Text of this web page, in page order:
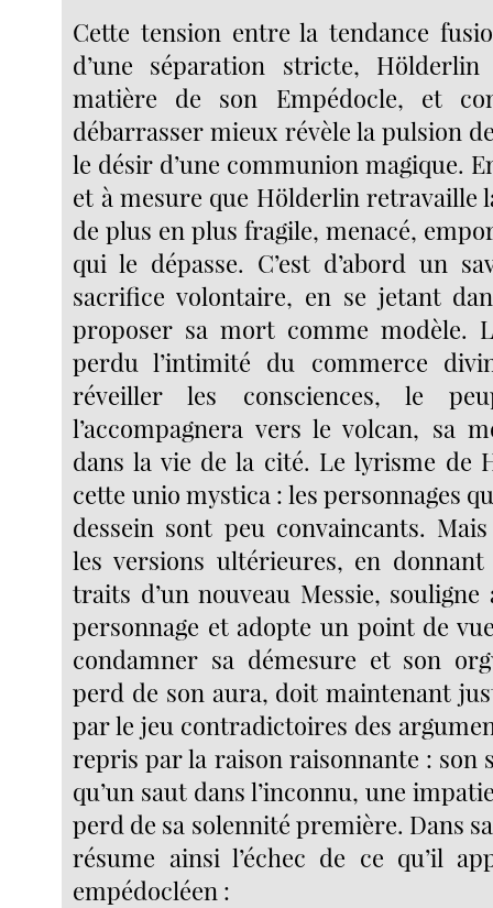
Cette tension entre la tendance
d’une séparation stricte,
matière de son Empédocle, et
débarrasser mieux révèle la pulsion
le désir d’une communion magique.
et à mesure que Hölderlin retravaille
de plus en plus fragile, menacé,
qui le dépasse. C’est d’abord un
sacrifice volontaire, en se jetant
proposer sa mort comme modèle.
perdu l’intimité du commerce
réveiller les consciences, le
l’accompagnera vers le volcan, sa
dans la vie de la cité. Le lyrisme de
cette unio mystica : les personnages
dessein sont peu convaincants.
les versions ultérieures, en
traits d’un nouveau Messie, souligne
personnage et adopte un point de
condamner sa démesure et son
perd de son aura, doit maintenant
par le jeu contradictoires des
repris par la raison raisonnante : son
qu’un saut dans l’inconnu, une
perd de sa solennité première. Dans
résume ainsi l’échec de ce qu’il
empédocléen :